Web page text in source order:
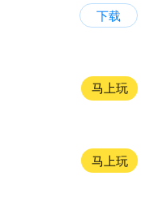
下载
马上玩
马上玩